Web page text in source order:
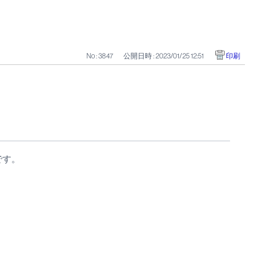
No : 3847 公開日時 : 2023/01/25 12:51 印刷
。